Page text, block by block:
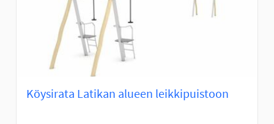
Köysirata Latikan alueen leikkipuistoon